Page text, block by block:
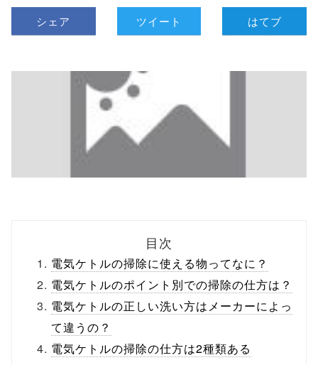
シェア ツイート はてブ
目次
電気ケトルの掃除に使える物ってなに？
電気ケトルのポイント別での掃除の仕方は？
電気ケトルの正しい洗い方はメーカーによっ
て違うの？
電気ケトルの掃除の仕方は2種類ある